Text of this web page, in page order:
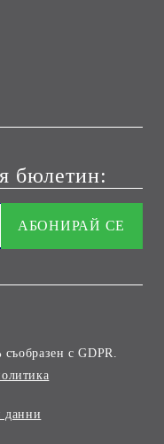
бюлетин:
с GDPR.
данни